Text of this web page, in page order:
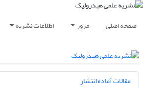
صفحه اصلی مرور اطلاعات نشریه
مقالات آماده انتشار